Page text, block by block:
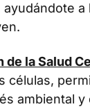
a
de la Salud
células,
ambiental y